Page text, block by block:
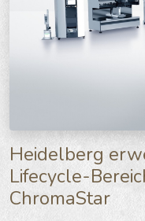
Heidelberg
Lifecycle-
ChromaStar